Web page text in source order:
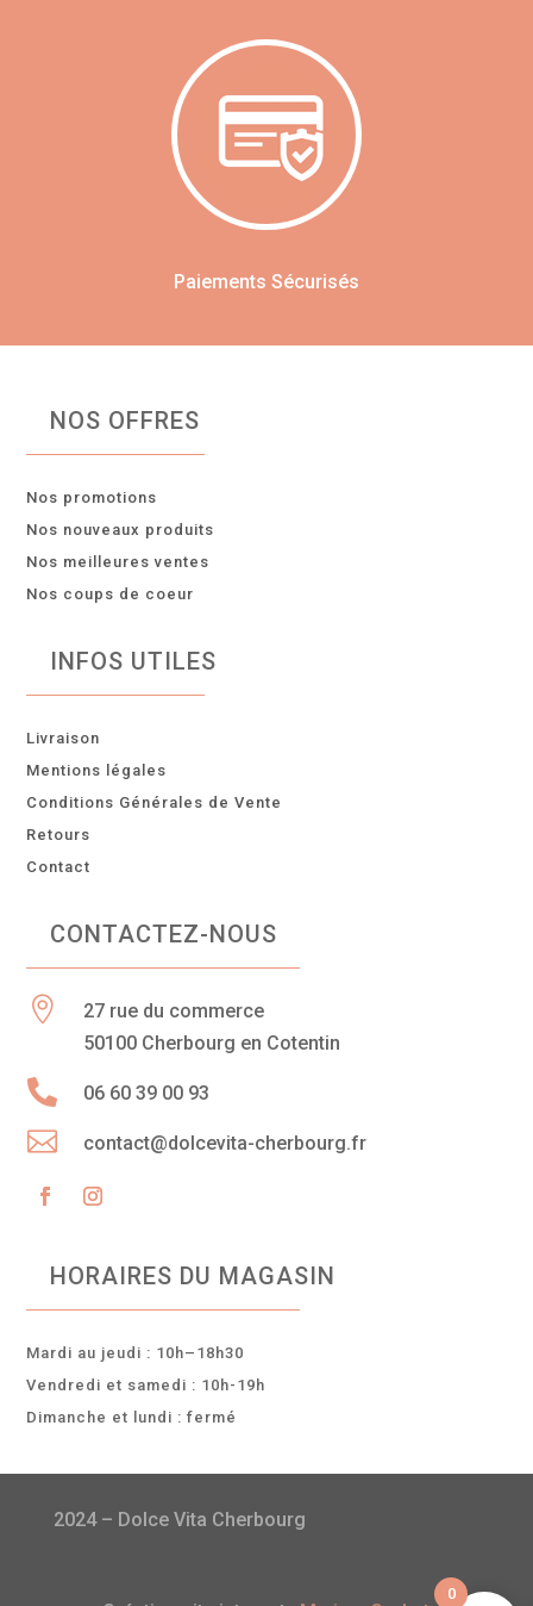
Paiements Sécurisés
NOS OFFRES
Nos promotions
Nos nouveaux produits
Nos meilleures ventes
Nos coups de coeur
INFOS UTILES
Livraison
Mentions légales
Conditions Générales de Vente
Retours
Contact
CONTACTEZ-NOUS

27 rue du commerce
50100 Cherbourg en Cotentin
 06 60 39 00 93
 contact@dolcevita-cherbourg.fr
HORAIRES DU MAGASIN
Mardi au jeudi : 10h–18h30
Vendredi et samedi : 10h-19h
Dimanche et lundi : fermé
2024 – Dolce Vita Cherbourg
0